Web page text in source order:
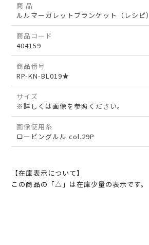
商 品
ルルマーガレットブランケット（レシピ）
商品コード
404159
商品番号
RP-KN-BL019★
サイズ
※詳しくは画像を参照ください。
画像使用糸
ロービングルル col.29P
【在庫表示について】
この商品の「△」は在庫少量の表示です。